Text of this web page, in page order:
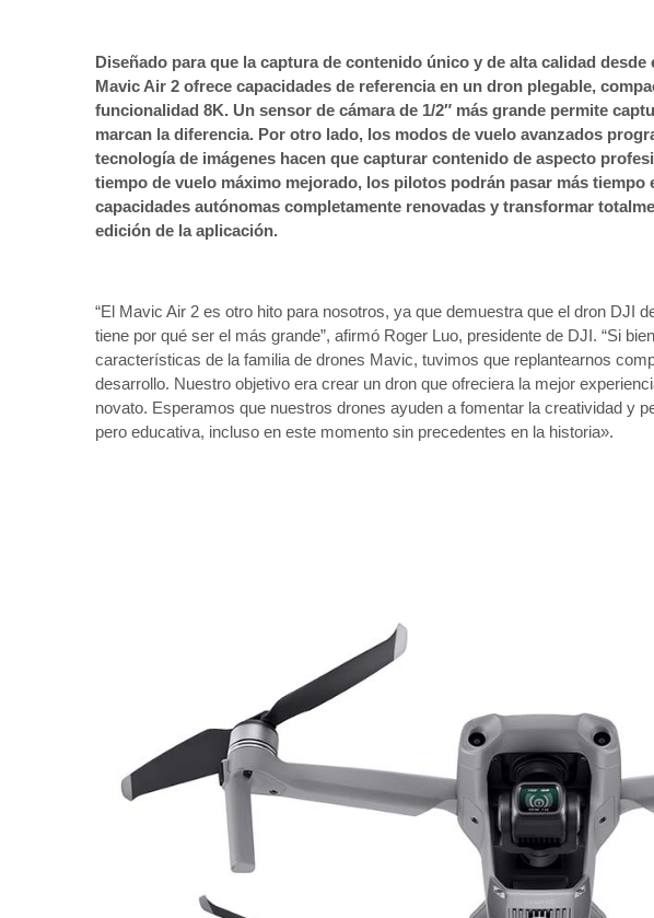
Diseñado para que la captura de contenido único y de alta calidad
Mavic Air 2 ofrece capacidades de referencia en un dron plegable,
funcionalidad 8K. Un sensor de cámara de 1/2″ más grande permite
marcan la diferencia. Por otro lado, los modos de vuelo avanzados
tecnología de imágenes hacen que capturar contenido de aspecto
tiempo de vuelo máximo mejorado, los pilotos podrán pasar más
capacidades autónomas completamente renovadas y transformar
edición de la aplicación.
“El Mavic Air 2 es otro hito para nosotros, ya que demuestra que el dron DJI
tiene por qué ser el más grande”, afirmó Roger Luo, presidente de DJI. “Si
características de la familia de drones Mavic, tuvimos que replantearnos
desarrollo. Nuestro objetivo era crear un dron que ofreciera la mejor
novato. Esperamos que nuestros drones ayuden a fomentar la creatividad y
pero educativa, incluso en este momento sin precedentes en la historia».